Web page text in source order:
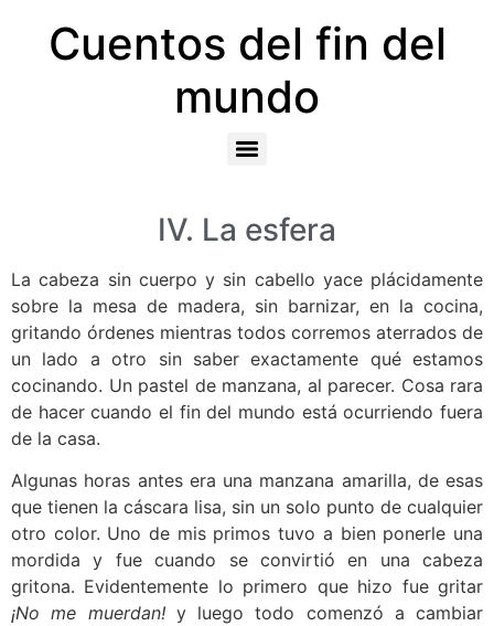
Cuentos del fin del
mundo
IV. La esfera
La cabeza sin cuerpo y sin cabello yace plácidamente
sobre la mesa de madera, sin barnizar, en la cocina,
gritando órdenes mientras todos corremos aterrados de
un lado a otro sin saber exactamente qué estamos
cocinando. Un pastel de manzana, al parecer. Cosa rara
de hacer cuando el fin del mundo está ocurriendo fuera
de la casa.
Algunas horas antes era una manzana amarilla, de esas
que tienen la cáscara lisa, sin un solo punto de cualquier
otro color. Uno de mis primos tuvo a bien ponerle una
mordida y fue cuando se convirtió en una cabeza
gritona. Evidentemente lo primero que hizo fue gritar
¡No me muerdan!y luego todo comenzó a cambiar